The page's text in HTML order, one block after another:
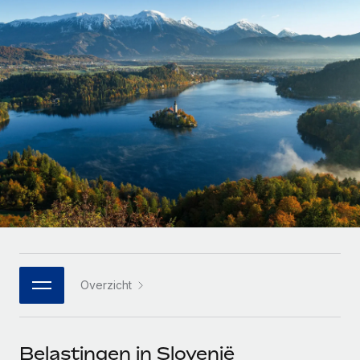
PEO
Ingewikkelde HR-taken eenvoudig uitbesteden
INFRASTRUCTUUR
Remote Embedded
HR naadloos in workflows integreren
Platform
Ingebouwde essentiële HR-functies voor je team
Integraties
GROEIFASE
Start-ups
Flexibele global HR en payroll solutions voor groeiende
bedrijven
Teams uitbreiden met HR solutions op maat
Enterprise
Global HR voor grote bedrijven
WERK MET ONS SAMEN
Strategische technologiepartners
Een partner worden
Betalingscalculator voor zzp'ers
Ontdek valuta-opties en betaalsnelheden voor
internationale zzp'ers
LEREN MET REMOTE
Onderzoek en gidsen
Casestudy's
HR-woordenlijst
Checklists en templates
Webinars
Nederlands
Français
Deutsch
Español
Italiano
Português (Portugal)
日本語
한국어
Inloggen
Overzicht
Belastingen in Slovenië